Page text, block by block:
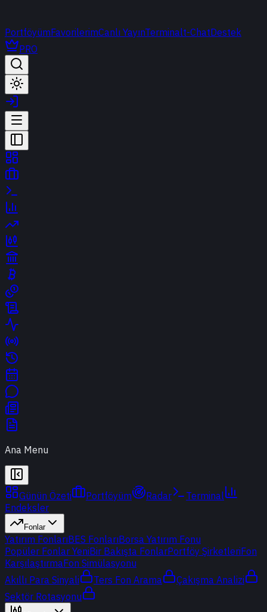
PortföyümFavorilerimCanlı YayınTerminalt-ChatDestek
PRO
Ana Menu
Günün Özeti Portföyüm Radar
Terminal
Endeksler
Fonlar
Yatırım FonlarıBES FonlarıBorsa Yatırım Fonu
Popüler Fonlar YeniBir Bakışta FonlarPortföy ŞirketleriFon
KarşılaştırmaFon Simülasyonu
Akıllı Para Sinyali
Ters Fon Arama
Çakışma Analizi
Sektör Rotasyonu